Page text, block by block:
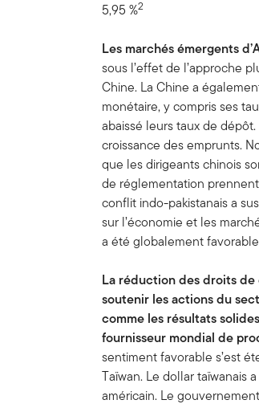
5,95 %2
Les marchés émergents
sous l’effet de l’approche
Chine. La Chine a
monétaire, y compris ses
abaissé leurs taux de
croissance des emprunts.
que les dirigeants chinois
de réglementation
conflit indo-pakistanais a
sur l’économie et les
a été globalement
La réduction des droits
soutenir les actions du
comme les résultats
fournisseur mondial de
sentiment favorable s’est
Taïwan. Le dollar taïwanais
américain. Le